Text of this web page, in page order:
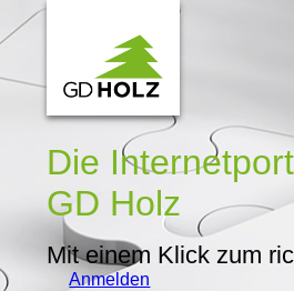
Die
GD Holz
Mit einem Klick zum
Anmelden